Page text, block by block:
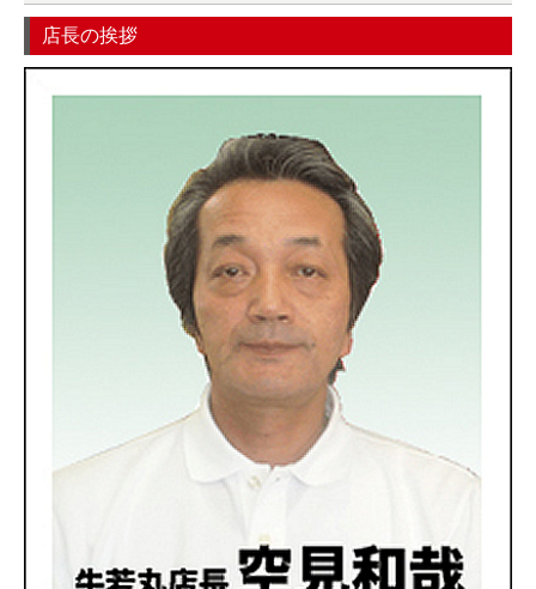
店長の挨拶